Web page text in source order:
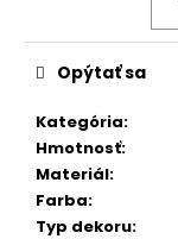
Kategória:
Hmotnosť:
Materiál:
Farba:
Typ dekoru:
Opýtať sa
p
o
ú
č
a
m
e